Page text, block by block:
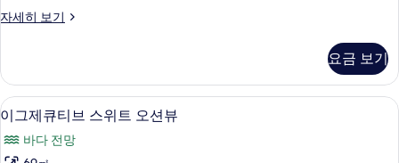
뷰
진
모
두
보
자세히 보기
쿼
하
프
오
션
뷰
요금 보기
이
그
제
9
이그제큐티브 스위트 오션뷰
바다 전망